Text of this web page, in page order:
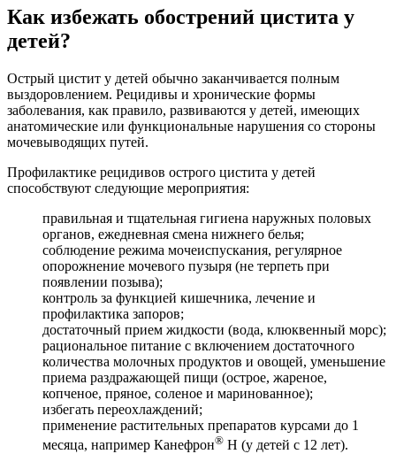
Как избежать обострений цистита у
детей?
Острый цистит у детей обычно заканчивается полным
выздоровлением. Рецидивы и хронические формы
заболевания, как правило, развиваются у детей, имеющих
анатомические или функциональные нарушения со стороны
мочевыводящих путей.
Профилактике рецидивов острого цистита у детей
способствуют следующие мероприятия:
правильная и тщательная гигиена наружных половых
органов, ежедневная смена нижнего белья;
соблюдение режима мочеиспускания, регулярное
опорожнение мочевого пузыря (не терпеть при
появлении позыва);
контроль за функцией кишечника, лечение и
профилактика запоров;
достаточный прием жидкости (вода, клюквенный морс);
рациональное питание с включением достаточного
количества молочных продуктов и овощей, уменьшение
приема раздражающей пищи (острое, жареное,
копченое, пряное, соленое и маринованное);
избегать переохлаждений;
применение растительных препаратов курсами до 1
месяца, например Канефрон® Н (у детей с 12 лет).